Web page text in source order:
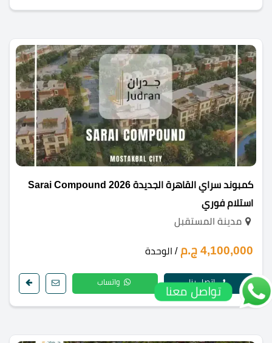
كمبوند سراي القاهرة الجديدة 2026 Sarai Compound
استلام فوري
مدينة المستقبل
4,100,000 ج.م / الوحدة
اتصل بنا واتساب
تواصل معنا